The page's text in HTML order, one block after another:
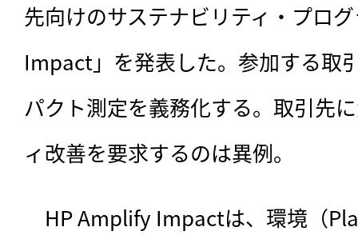
先向けのサステナビリティ・プロ
Impact」を発表した。参加する取
パクト測定を義務化する。取引先
ィ改善を要求するのは異例。
HP Amplify Impactは、 環境（